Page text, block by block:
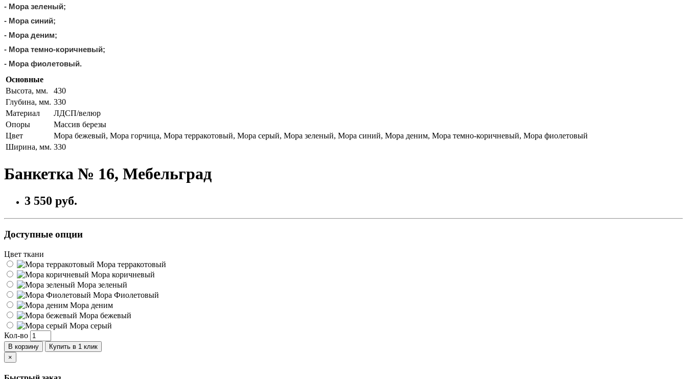
- Мора зеленый;
- Мора синий;
- Мора деним;
- Мора темно-коричневый;
- Мора фиолетовый.
Основные
Высота, мм.
430
Глубина, мм. 330
Материал
ЛДСП/велюр
Опоры
Массив березы
Цвет
Мора бежевый, Мора горчица, Мора терракотовый, Мора серый, Мора зеленый, Мора синий, Мора деним, Мора темно-коричневый, Мора фиолетовый
Ширина, мм. 330
Банкетка № 16, Мебельград
3 550 руб.
Доступные опции
Цвет ткани
Мора терракотовый
Мора коричневый
Мора зеленый
Мора Фиолетовый
Мора деним
Мора бежевый
Мора серый
Кол-во
В корзину
Купить в 1 клик
×